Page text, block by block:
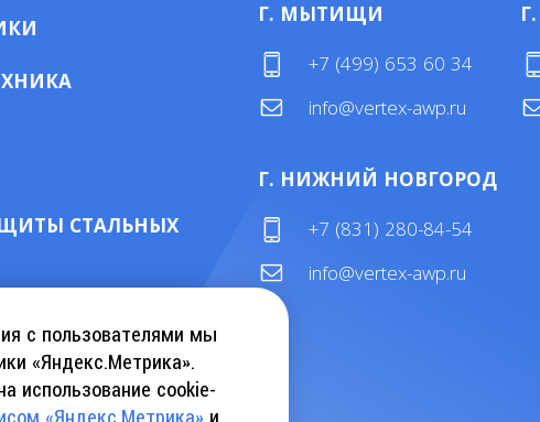
СТАЛЬНЫХ
KEBU CRANE
КАТАЛОГ INSLIFT
Г. МЫТИЩИ
+7 (499) 653 60 34
info@vertex-awp.ru
Г. НИЖНИЙ НОВГОРОД
+7 (831) 280-84-54
info@vertex-awp.ru
с пользователями мы
«Яндекс.Метрика».
использование cookie-
«Яндекс.Метрика» и